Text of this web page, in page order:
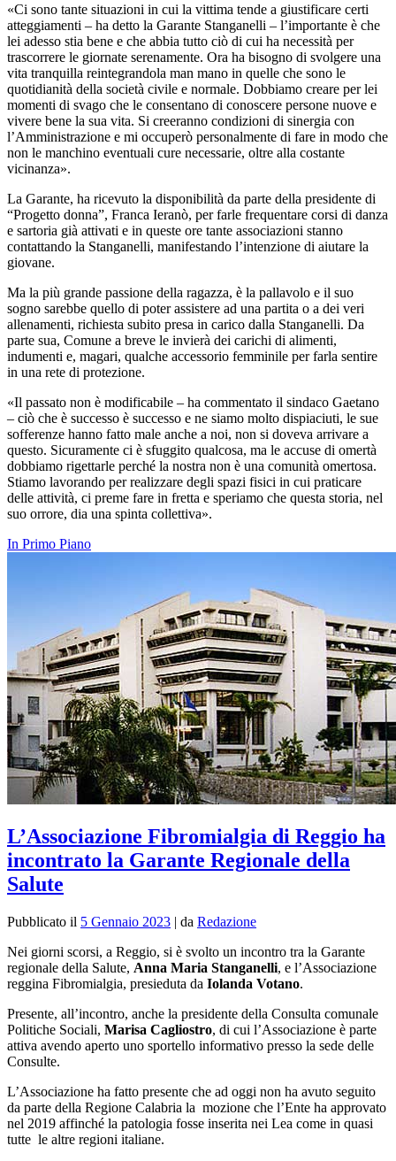
«Ci sono tante situazioni in cui la vittima tende a giustificare certi
atteggiamenti – ha detto la Garante Stanganelli – l’importante è che
lei adesso stia bene e che abbia tutto ciò di cui ha necessità per
trascorrere le giornate serenamente. Ora ha bisogno di svolgere una
vita tranquilla reintegrandola man mano in quelle che sono le
quotidianità della società civile e normale. Dobbiamo creare per lei
momenti di svago che le consentano di conoscere persone nuove e
vivere bene la sua vita. Si creeranno condizioni di sinergia con
l’Amministrazione e mi occuperò personalmente di fare in modo che
non le manchino eventuali cure necessarie, oltre alla costante
vicinanza».
La Garante, ha ricevuto la disponibilità da parte della presidente di
“Progetto donna”, Franca Ieranò, per farle frequentare corsi di danza
e sartoria già attivati e in queste ore tante associazioni stanno
contattando la Stanganelli, manifestando l’intenzione di aiutare la
giovane.
Ma la più grande passione della ragazza, è la pallavolo e il suo
sogno sarebbe quello di poter assistere ad una partita o a dei veri
allenamenti, richiesta subito presa in carico dalla Stanganelli. Da
parte sua, Comune a breve le invierà dei carichi di alimenti,
indumenti e, magari, qualche accessorio femminile per farla sentire
in una rete di protezione.
«Il passato non è modificabile – ha commentato il sindaco Gaetano
– ciò che è successo è successo e ne siamo molto dispiaciuti, le sue
sofferenze hanno fatto male anche a noi, non si doveva arrivare a
questo. Sicuramente ci è sfuggito qualcosa, ma le accuse di omertà
dobbiamo rigettarle perché la nostra non è una comunità omertosa.
Stiamo lavorando per realizzare degli spazi fisici in cui praticare
delle attività, ci preme fare in fretta e speriamo che questa storia, nel
suo orrore, dia una spinta collettiva».
In Primo Piano
L’Associazione Fibromialgia di Reggio ha
incontrato la Garante Regionale della
Salute
Pubblicato il 5 Gennaio 2023 | da Redazione
Nei giorni scorsi, a Reggio, si è svolto un incontro tra la Garante
regionale della Salute, Anna Maria Stanganelli, e l’Associazione
reggina Fibromialgia, presieduta da Iolanda Votano.
Presente, all’incontro, anche la presidente della Consulta comunale
Politiche Sociali, Marisa Cagliostro, di cui l’Associazione è parte
attiva avendo aperto uno sportello informativo presso la sede delle
Consulte.
L’Associazione ha fatto presente che ad oggi non ha avuto seguito
da parte della Regione Calabria la mozione che l’Ente ha approvato
nel 2019 affinché la patologia fosse inserita nei Lea come in quasi
tutte le altre regioni italiane.